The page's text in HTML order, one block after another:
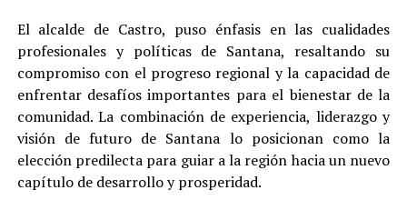
El alcalde de Castro, puso énfasis en las cualidades
profesionales y políticas de Santana, resaltando su
compromiso con el progreso regional y la capacidad de
enfrentar desafíos importantes para el bienestar de la
comunidad. La combinación de experiencia, liderazgo y
visión de futuro de Santana lo posicionan como la
elección predilecta para guiar a la región hacia un nuevo
capítulo de desarrollo y prosperidad.